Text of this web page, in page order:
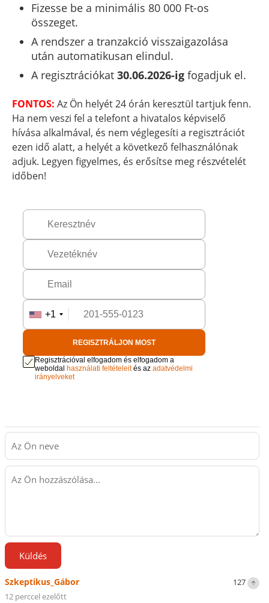
Fizesse be a minimális 80 000 Ft-os
összeget.
A rendszer a tranzakció visszaigazolása
után automatikusan elindul.
A regisztrációkat30.06.2026-igfogadjuk el.
FONTOS: Az Ön helyét 24 órán keresztül tartjuk fenn.
Ha nem veszi fel a telefont a hivatalos képviselő
hívása alkalmával, és nem véglegesíti a regisztrációt
ezen idő alatt, a helyét a következő felhasználónak
adjuk. Legyen figyelmes, és erősítse meg részvételét
időben!
+1
REGISZTRÁLJON MOST
Regisztrációval elfogadom és elfogadom a
weboldal használati feltételeités azadatvédelmi
irányelveket
Küldés
127
Szkeptikus_Gábor
12 perccel ezelőtt